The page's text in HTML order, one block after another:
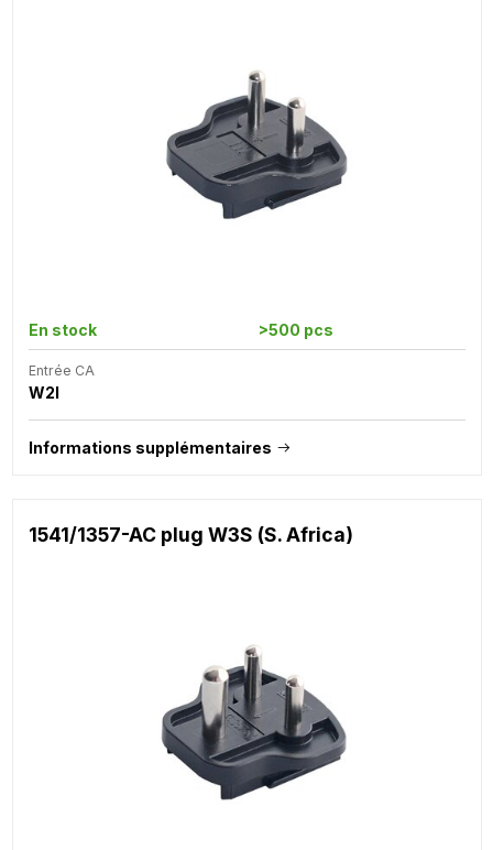
En stock >500 pcs
Entrée CA
W2I
Informations supplémentaires
1541/1357-AC plug W3S (S. Africa)